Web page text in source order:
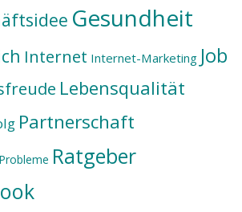
Gesundheit
Internet Internet-Marketing Job
Lebensqualität
Partnerschaft
Probleme Ratgeber